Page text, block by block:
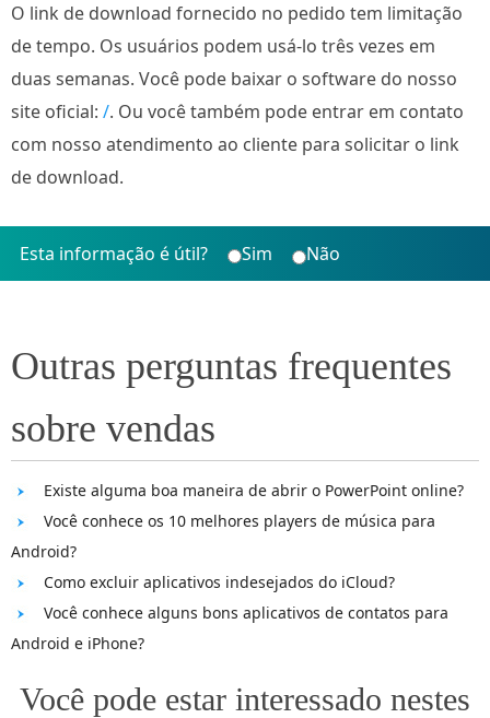
O link de download fornecido no pedido tem limitação
de tempo. Os usuários podem usá-lo três vezes em
duas semanas. Você pode baixar o software do nosso
site oficial: /. Ou você também pode entrar em contato
com nosso atendimento ao cliente para solicitar o link
de download.
Esta informação é útil? Sim Não
Outras perguntas frequentes
sobre vendas
Existe alguma boa maneira de abrir o PowerPoint online?
Você conhece os 10 melhores players de música para
Android?
Como excluir aplicativos indesejados do iCloud?
Você conhece alguns bons aplicativos de contatos para
Android e iPhone?
Você pode estar interessado nestes